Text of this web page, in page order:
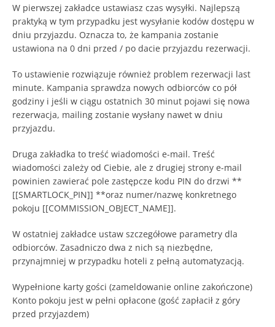
W pierwszej zakładce ustawiasz czas wysyłki. Najlepszą
praktyką w tym przypadku jest wysyłanie kodów dostępu w
dniu przyjazdu. Oznacza to, że kampania zostanie
ustawiona na 0 dni przed / po dacie przyjazdu rezerwacji.
To ustawienie rozwiązuje również problem rezerwacji last
minute. Kampania sprawdza nowych odbiorców co pół
godziny i jeśli w ciągu ostatnich 30 minut pojawi się nowa
rezerwacja, mailing zostanie wysłany nawet w dniu
przyjazdu.
Druga zakładka to treść wiadomości e-mail. Treść
wiadomości zależy od Ciebie, ale z drugiej strony e-mail
powinien zawierać pole zastępcze kodu PIN do drzwi **
[[SMARTLOCK_PIN]] **oraz numer/nazwę konkretnego
pokoju [[COMMISSION_OBJECT_NAME]].
W ostatniej zakładce ustaw szczegółowe parametry dla
odbiorców. Zasadniczo dwa z nich są niezbędne,
przynajmniej w przypadku hoteli z pełną automatyzacją.
Wypełnione karty gości (zameldowanie online zakończone)
Konto pokoju jest w pełni opłacone (gość zapłacił z góry
przed przyjazdem)